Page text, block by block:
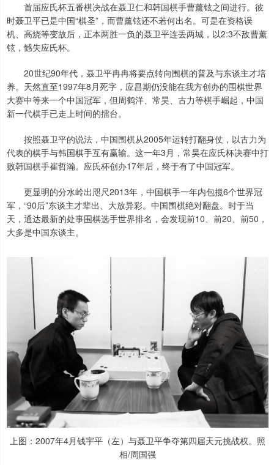
首届应氏杯五番棋决战在聂卫仁和韩国棋手曹薰铉之间进行。彼
时聂卫平已是中国“棋圣”，而曹薰铉还不若何出名。可是在资格误
机、高烧等变故后，正本两胜一负的聂卫平连丢两城，以2:3不敌曹薰
铉，憾失应氏杯。
20世纪90年代，聂卫平冉冉将要点转向围棋的普及与东谈主才培
养。天然直至1997年8月死字，应昌期仍没能在我方创办的围棋世界
大赛中等来一个中国冠军，但周鹤洋、常昊、古力等棋手崛起，中国
新一代棋手已走上时间的擂台。
按照聂卫平的说法，中国围棋从2005年运转打翻身仗，以古力为
代表的棋手与韩国棋手互有赢输。这一年3月，常昊在应氏杯决赛中打
败韩国棋手崔哲瀚。应氏杯创办17年后，终于有了中国冠军。
更显明的分水岭出咫尺2013年，中国棋手一年内包揽6个世界冠
军，“90后”东谈主才辈出、大放异彩。中国围棋绝对翻盘。时于当
天，通达最新的处事围棋选手世界排名，会发现前10、前20、前50，
大多是中国东谈主。
上图：2007年4月钱宇平（左）与聂卫平争夺第四届天元挑战权。照
相/周国强